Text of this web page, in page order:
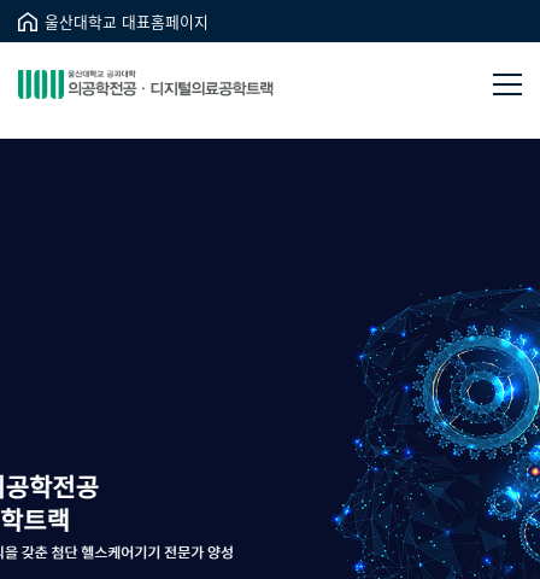
울산대학교 대표홈페이지